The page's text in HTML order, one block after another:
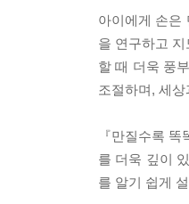
아이에게 손은
을 연구하고
할 때 더욱 풍
조절하며, 세
『만질수록
를 더욱 깊이
를 알기 쉽게